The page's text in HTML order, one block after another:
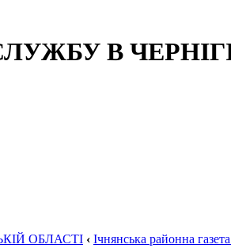
В
ОБЛАСТІ ‹ Ічнянська районна